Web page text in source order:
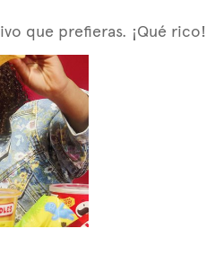
que prefieras. ¡Qué rico!